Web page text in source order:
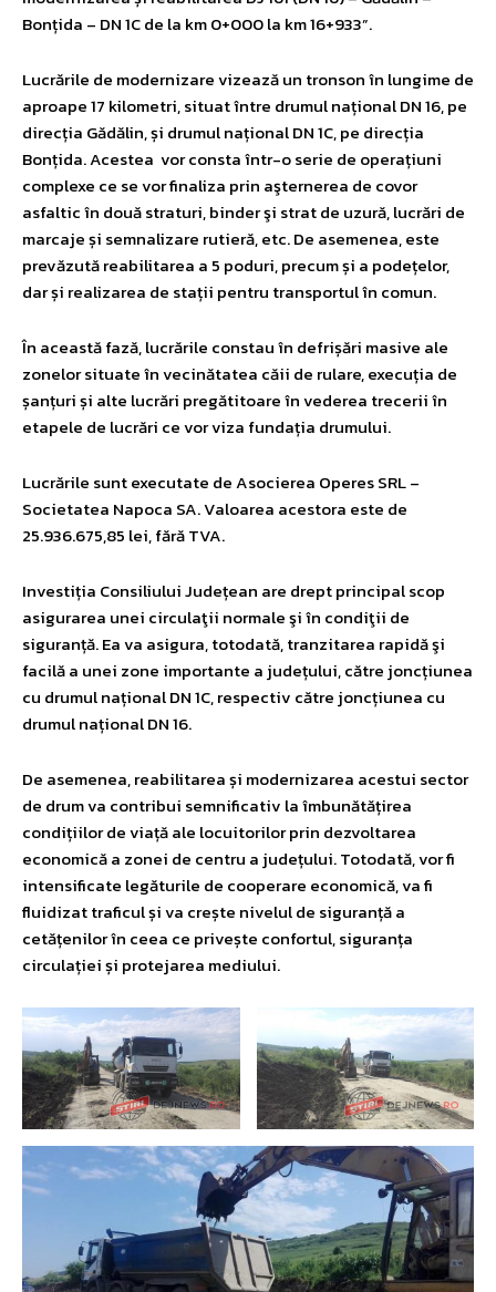
Bonțida – DN 1C de la km 0+000 la km 16+933”.
Lucrările de modernizare vizează un tronson în lungime de
aproape 17 kilometri, situat între drumul național DN 16, pe
direcția Gădălin, și drumul național DN 1C, pe direcția
Bonțida. Acestea vor consta într-o serie de operațiuni
complexe ce se vor finaliza prin aşternerea de covor
asfaltic în două straturi, binder şi strat de uzură, lucrări de
marcaje și semnalizare rutieră, etc. De asemenea, este
prevăzută reabilitarea a 5 poduri, precum și a podețelor,
dar și realizarea de stații pentru transportul în comun.
În această fază, lucrările constau în defrișări masive ale
zonelor situate în vecinătatea căii de rulare, execuția de
șanțuri și alte lucrări pregătitoare în vederea trecerii în
etapele de lucrări ce vor viza fundația drumului.
Lucrările sunt executate de Asocierea Operes SRL –
Societatea Napoca SA. Valoarea acestora este de
25.936.675,85 lei, fără TVA.
Investiția Consiliului Județean are drept principal scop
asigurarea unei circulaţii normale şi în condiţii de
siguranță. Ea va asigura, totodată, tranzitarea rapidă şi
facilă a unei zone importante a județului, către joncțiunea
cu drumul național DN 1C, respectiv către joncțiunea cu
drumul național DN 16.
De asemenea, reabilitarea și modernizarea acestui sector
de drum va contribui semnificativ la îmbunătățirea
condițiilor de viață ale locuitorilor prin dezvoltarea
economică a zonei de centru a județului. Totodată, vor fi
intensificate legăturile de cooperare economică, va fi
fluidizat traficul și va crește nivelul de siguranță a
cetățenilor în ceea ce privește confortul, siguranța
circulației și protejarea mediului.